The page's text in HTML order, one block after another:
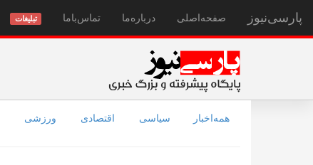
پارسی‌نیوز صفحه‌اصلی درباره‌ما تماس‌با‌ما تبلیغات
همه‌اخبار سیاسی اقتصادی ورزشی